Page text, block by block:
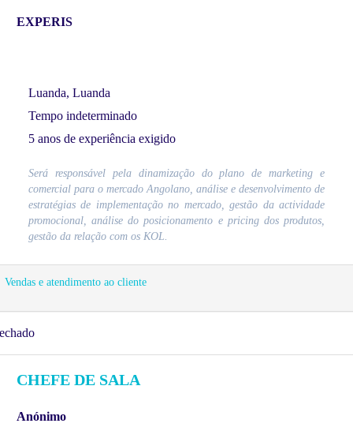
EXPERIS
Luanda, Luanda
Tempo indeterminado
5 anos de experiência exigido
Será responsável pela dinamização do plano de marketing e
comercial para o mercado Angolano, análise e desenvolvimento de
estratégias de implementação no mercado, gestão da actividade
promocional, análise do posicionamento e pricing dos produtos,
gestão da relação com os KOL.
Vendas e atendimento ao cliente
CHEFE DE SALA
Anónimo